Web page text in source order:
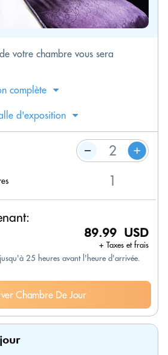
votre chambre vous sera
complète
d'exposition
89.99 USD
+ Taxes et frais
25 heures avant l'heure d'arrivée.
Chambre De Jour